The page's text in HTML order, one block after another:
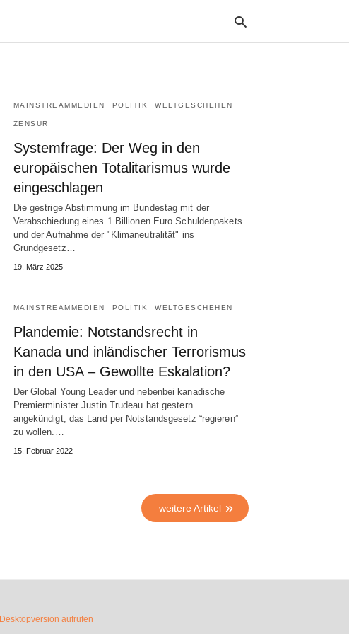
MAINSTREAMMEDIEN POLITIK WELTGESCHEHEN
ZENSUR
Systemfrage: Der Weg in den
europäischen Totalitarismus wurde
eingeschlagen
Die gestrige Abstimmung im Bundestag mit der
Verabschiedung eines 1 Billionen Euro Schuldenpakets
und der Aufnahme der "Klimaneutralität" ins
Grundgesetz…
19. März 2025
MAINSTREAMMEDIEN POLITIK WELTGESCHEHEN
Plandemie: Notstandsrecht in
Kanada und inländischer Terrorismus
in den USA – Gewollte Eskalation?
Der Global Young Leader und nebenbei kanadische
Premierminister Justin Trudeau hat gestern
angekündigt, das Land per Notstandsgesetz “regieren”
zu wollen.…
15. Februar 2022
weitere Artikel
Desktopversion aufrufen